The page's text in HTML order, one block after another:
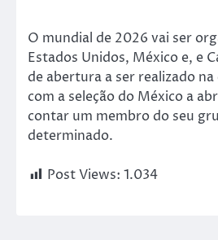
O mundial de 2026 vai ser
Estados Unidos, México e, e
de abertura a ser realizado
com a seleção do México a
contar um membro do seu
determinado.
Post Views: 1.034